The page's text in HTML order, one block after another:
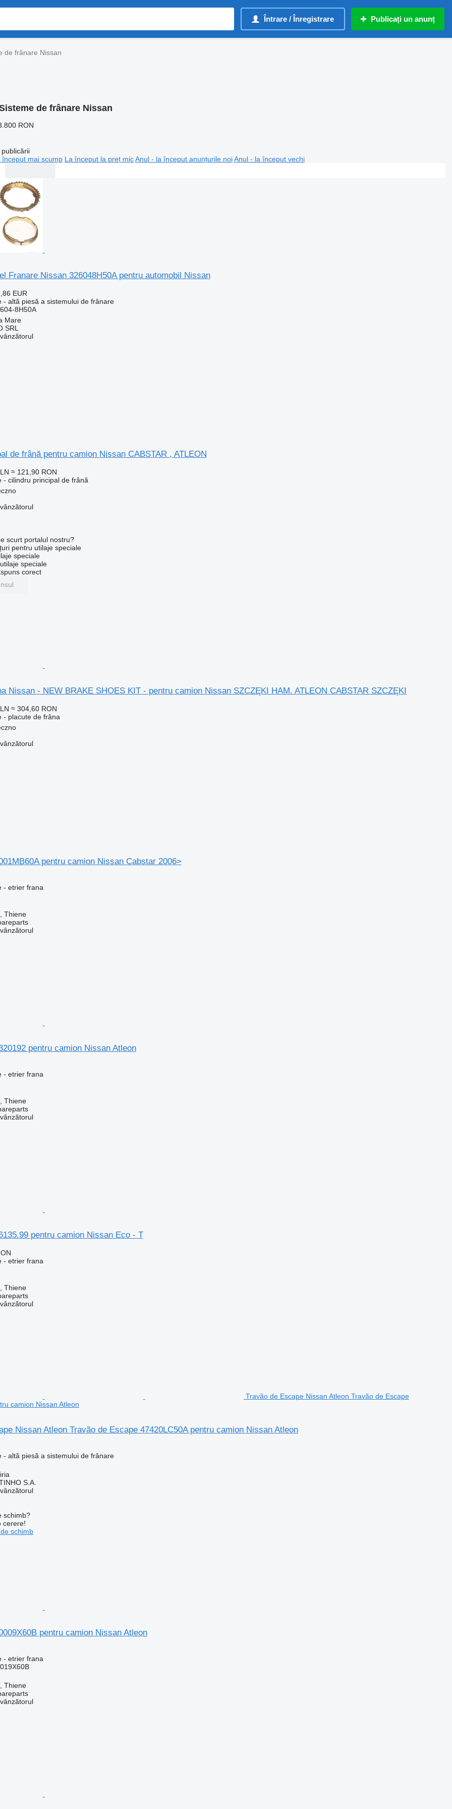
Întrare / Înregistrare Publicați un anunț
de frânare Nissan
de frânare Nissan
RON
publicării
început mai scump La început la preț mic Anul - la început anunțurile noi Anul - la început vechi
Franare Nissan 326048H50A pentru automobil Nissan
EUR
- altă piesă a sistemului de frânare
8H50A
Mare
SRL
de frână pentru camion Nissan CABSTAR , ATLEON
≈ 121,90 RON
- cilindru principal de frână
scurt portalul nostru?
pentru utilaje speciale
speciale
speciale
corect
Nissan - NEW BRAKE SHOES KIT - pentru camion Nissan SZCZĘKI HAM. ATLEON CABSTAR SZCZĘKI
≈ 304,60 RON
- placute de frâna
pentru camion Nissan Cabstar 2006>
- etrier frana
Thiene
pentru camion Nissan Atleon
- etrier frana
Thiene
pentru camion Nissan Eco - T
- etrier frana
Thiene
Travão de Escape Nissan Atleon Travão de Escape
camion Nissan Atleon
Nissan Atleon Travão de Escape 47420LC50A pentru camion Nissan Atleon
- altă piesă a sistemului de frânare
S.A.
schimb?
cerere!
schimb
pentru camion Nissan Atleon
- etrier frana
Thiene